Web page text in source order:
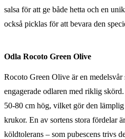
salsa för att ge både hetta och en
också picklas för att bevara den
Odla Rocoto Green Olive
Rocoto Green Olive är en
engagerade odlaren med riklig
50-80 cm hög, vilket gör den
krukor. En av sortens stora fördelar
köldtolerans – som pubescens trivs